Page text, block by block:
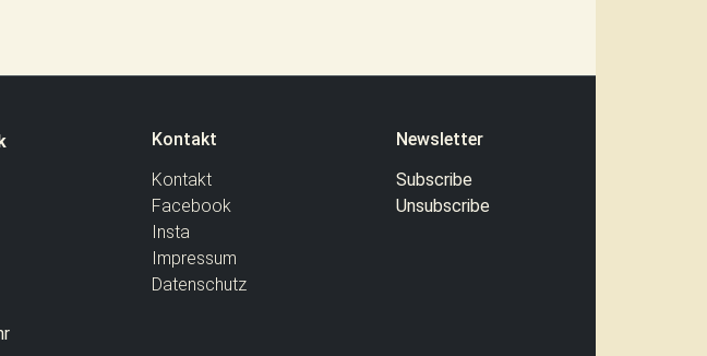
Kontakt
Kontakt
Facebook
Insta
Impressum
Datenschutz
Newsletter
Subscribe
Unsubscribe